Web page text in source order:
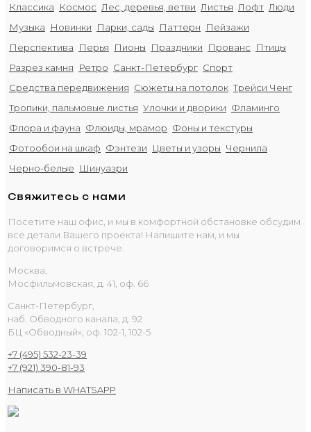
Классика
Космос Лес, деревья, ветви Листья Лофт Люди
Музыка
Новинки Парки, сады Паттерн
Пейзажи
Перспектива
Перья Пионы Праздники Прованс
Птицы
Разрез камня
Ретро Санкт-Петербург Спорт
Средства передвижения Сюжеты на потолок Трейси Ченг
Тропики, пальмовые листья Улочки и дворики Фламинго
Флора и фауна Флюиды, мрамор Фоны и текстуры
Фотообои на шкаф Фэнтези Цветы и узоры Чернила
Черно-белые
Шинуазри
Свяжитесь с нами
Посетите наш офис, и мы в комфортной обстановке обсудим
все детали Вашего проекта! Напишите нам, и мы
договоримся о встрече.
Москва,
Мосфильмовская, д. 41, оф. 66
Санкт-Петербург,
наб. Обводного канала, д. 92
БЦ «Обводный», оф. 102-1, 102-5
+7 (495) 532-23-39
+7 (921) 390-81-93
Написать в WHATSAPP